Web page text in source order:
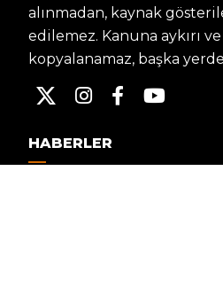
alınmadan, kaynak
edilemez. Kanuna aykırı
kopyalanamaz, başka
HABERLER